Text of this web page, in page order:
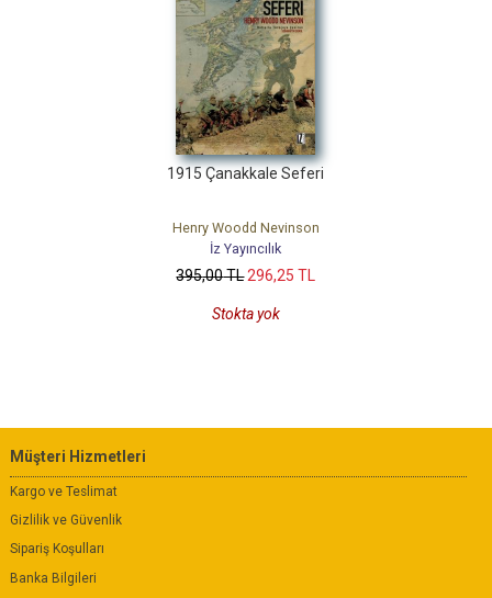
1915 Çanakkale Seferi
Henry Woodd Nevinson
İz Yayıncılık
395,00TL296,25 TL
Stokta yok
Müşteri Hizmetleri
Kargo ve Teslimat
Gizlilik ve Güvenlik
Sipariş Koşulları
Banka Bilgileri